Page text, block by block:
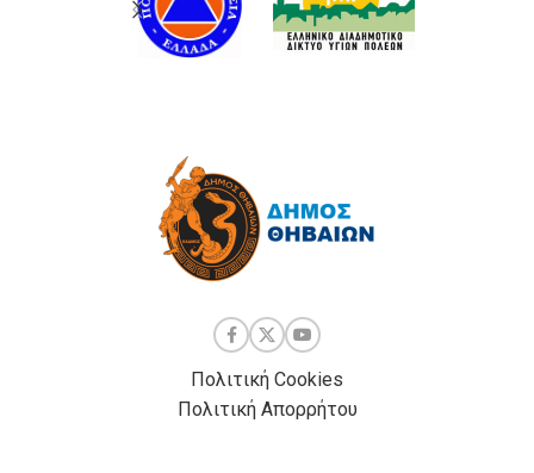
Πολιτική Cookies
Πολιτική Απορρήτου